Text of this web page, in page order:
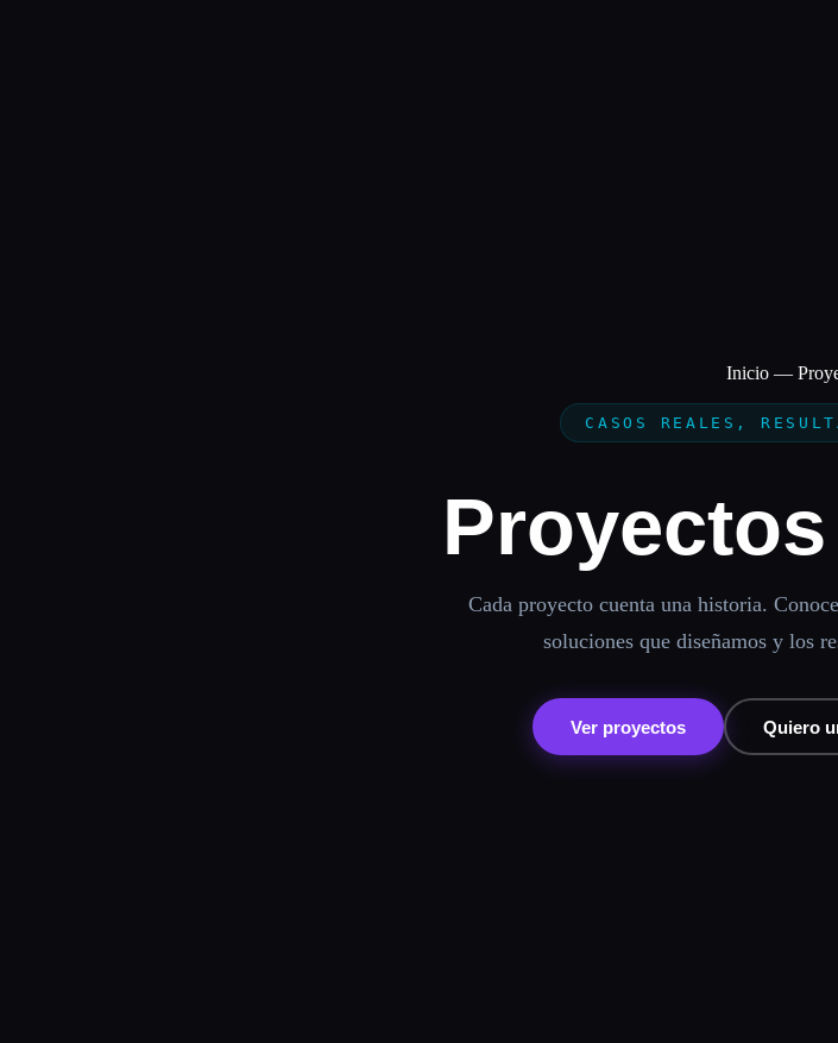
Inicio —
CASOS REALES,
Proyectos
Cada proyecto cuenta una historia.
soluciones que diseñamos y los
Ver proyectos Quiero